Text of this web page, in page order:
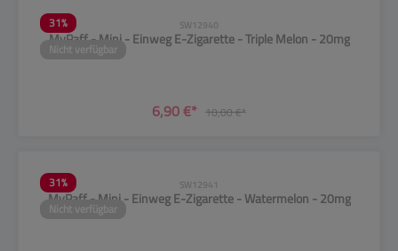
31%
Nicht verfügbar
SW12940
MyPaff - Mini - Einweg E-Zigarette - Triple Melon - 20mg
6,90 €* 10,00 €*
31%
Nicht verfügbar
SW12941
MyPaff - Mini - Einweg E-Zigarette - Watermelon - 20mg